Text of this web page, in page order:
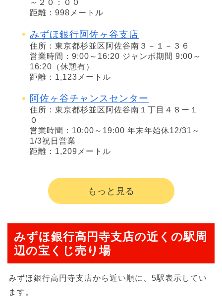
～２０：００
距離：998メートル
みずほ銀行阿佐ヶ谷支店
住所：東京都杉並区阿佐谷南３－１－３６
営業時間：9:00～16:20 ジャンボ期間 9:00～
16:20（休憩有）
距離：1,123メートル
阿佐ヶ谷チャンスセンター
住所：東京都杉並区阿佐谷南１丁目４８ー１
０
営業時間：10:00～19:00 年末年始休12/31～
1/3祝日営業
距離：1,209メートル
もっと見る
みずほ銀行高円寺支店の近くの駅周
辺の宝くじ売り場
みずほ銀行高円寺支店から近い順に、5駅表示してい
ます。